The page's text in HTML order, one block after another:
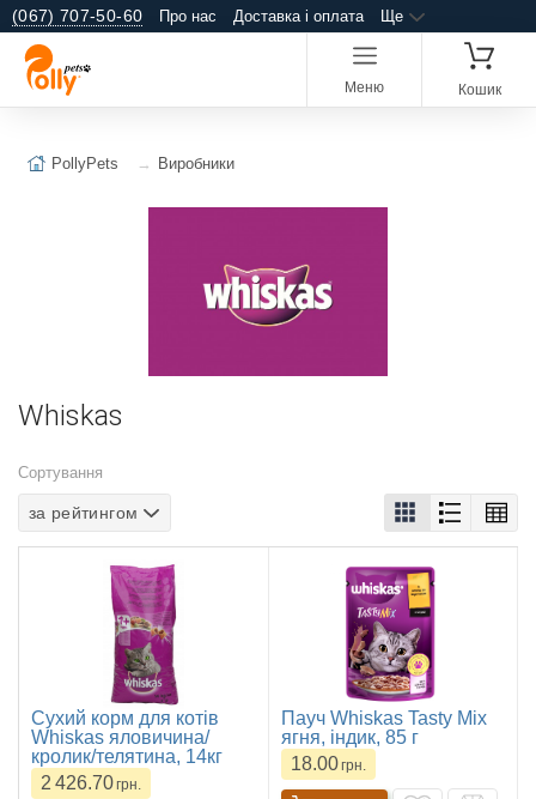
(067) 707-50-60 Про нас Доставка і оплата Ще
Меню Кошик
PollyPets Виробники
Whiskas
Сортування
за рейтингом
Сухий корм для котів
Whiskas яловичина/
кролик/телятина, 14кг
2 426.70грн.
Пауч Whiskas Tasty Mix
ягня, індик, 85 г
18.00грн.